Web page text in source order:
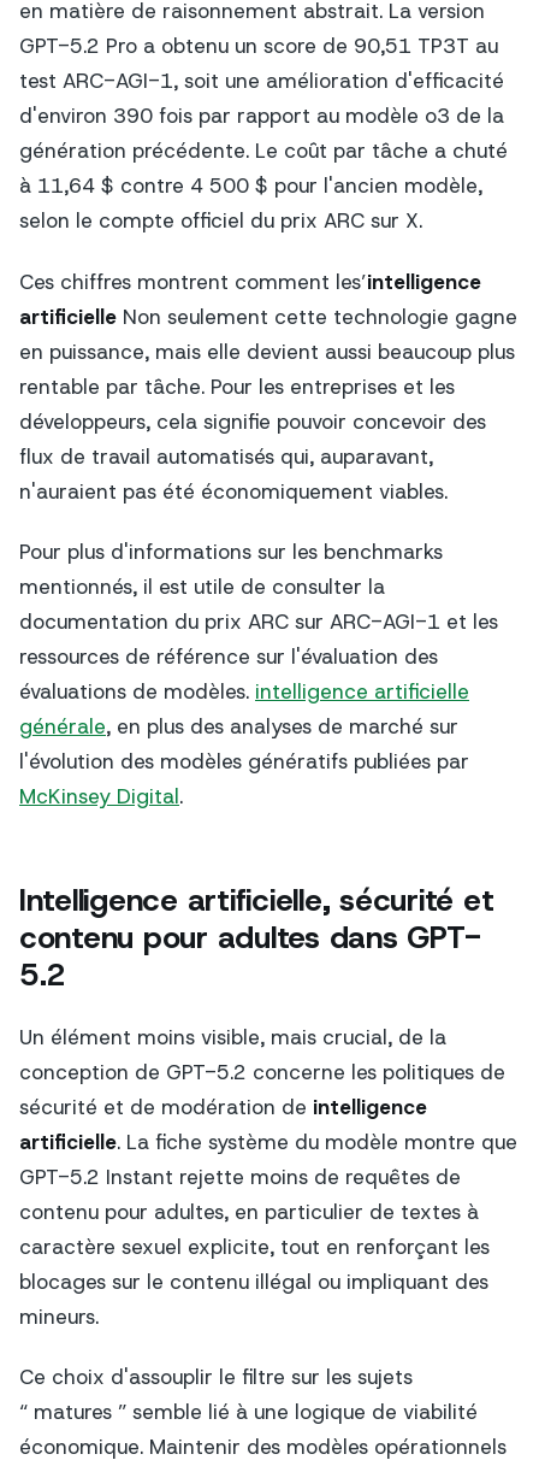
en matière de raisonnement abstrait. La version
GPT-5.2 Pro a obtenu un score de 90,51 TP3T au
test ARC-AGI-1, soit une amélioration d'efficacité
d'environ 390 fois par rapport au modèle o3 de la
génération précédente. Le coût par tâche a chuté
à 11,64 $ contre 4 500 $ pour l'ancien modèle,
selon le compte officiel du prix ARC sur X.
Ces chiffres montrent comment les’intelligence
artificielle Non seulement cette technologie gagne
en puissance, mais elle devient aussi beaucoup plus
rentable par tâche. Pour les entreprises et les
développeurs, cela signifie pouvoir concevoir des
flux de travail automatisés qui, auparavant,
n'auraient pas été économiquement viables.
Pour plus d'informations sur les benchmarks
mentionnés, il est utile de consulter la
documentation du prix ARC sur ARC-AGI-1 et les
ressources de référence sur l'évaluation des
évaluations de modèles. intelligence artificielle
générale, en plus des analyses de marché sur
l'évolution des modèles génératifs publiées par
McKinsey Digital.
Intelligence artificielle, sécurité et
contenu pour adultes dans GPT-
5.2
Un élément moins visible, mais crucial, de la
conception de GPT-5.2 concerne les politiques de
sécurité et de modération de intelligence
artificielle. La fiche système du modèle montre que
GPT-5.2 Instant rejette moins de requêtes de
contenu pour adultes, en particulier de textes à
caractère sexuel explicite, tout en renforçant les
blocages sur le contenu illégal ou impliquant des
mineurs.
Ce choix d'assouplir le filtre sur les sujets
“ matures ” semble lié à une logique de viabilité
économique. Maintenir des modèles opérationnels